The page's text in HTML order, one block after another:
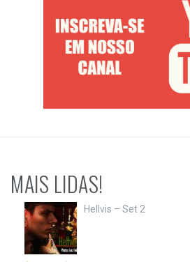
MAIS LIDAS!
Hellvis – Set 2